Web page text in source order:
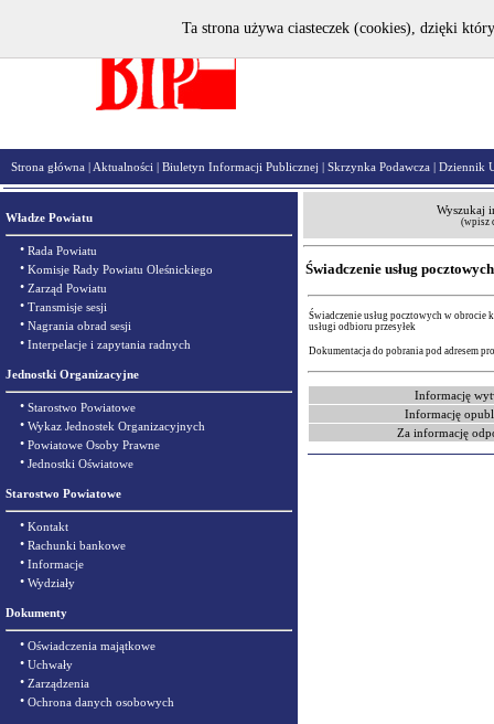
Strona główna | Aktualności | Biuletyn Informacji Publicznej | Skrzynka Podawcza | Dziennik
Władze Powiatu
• Rada Powiatu
• Komisje Rady Powiatu Oleśnickiego
• Zarząd Powiatu
• Transmisje sesji
• Nagrania obrad sesji
• Interpelacje i zapytania radnych
Jednostki Organizacyjne
• Starostwo Powiatowe
• Wykaz Jednostek Organizacyjnych
• Powiatowe Osoby Prawne
• Jednostki Oświatowe
Starostwo Powiatowe
• Kontakt
• Rachunki bankowe
• Informacje
• Wydziały
Dokumenty
• Oświadczenia majątkowe
• Uchwały
• Zarządzenia
• Ochrona danych osobowych
Wyszukaj
(wpisz
Świadczenie usług
Świadczenie usług pocztowych w obrocie
usługi odbioru przesyłek
Dokumentacja do pobrania pod adresem
Informację
Informację
Za informację
Ta strona używa ciasteczek (cookies), dzięki